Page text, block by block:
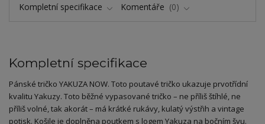
Kompletní specifikace Komentáře 0
Kompletní specifikace
Pánské tričko YAKUZA NOW. Toto poutavé tričko ukazuje prvotřídní
kvalitu Yakuzy. Toto běžné vypasované tričko – ne příliš štíhlé, ne
příliš volné, tak akorát – má krátké rukávy, kulatý výstřih a vintage
potisk. Košile je doplněna poutkem s logem Yakuza na bočním švu.